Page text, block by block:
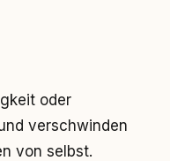
oder
verschwinden
von selbst.